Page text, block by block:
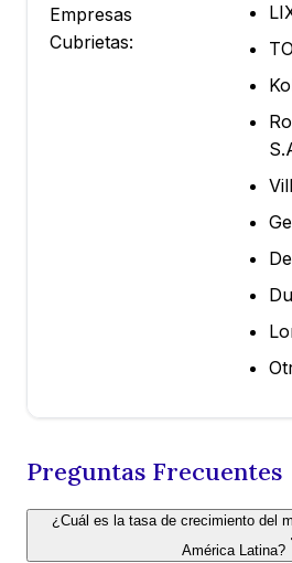
Empresas
Cubrietas:
Preguntas Frecuentes
¿Cuál es la tasa de crecimiento del
América Latina?